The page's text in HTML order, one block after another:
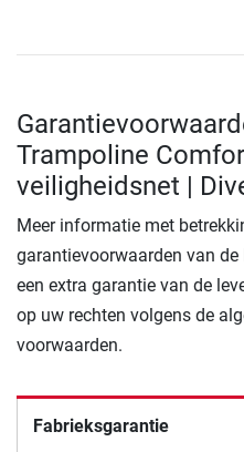
Trampoline
veiligheidsnet |
Meer informatie met
garantievoorwaarden van
een extra garantie van de
op uw rechten volgens de
voorwaarden.
Fabrieksgarantie